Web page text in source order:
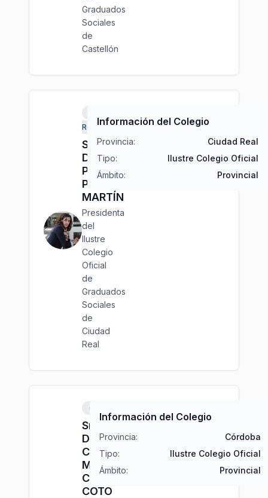
Graduados
Sociales
de
Castellón
Real
Sra.
Dña.
Patricia
PLAZA
MARTÍN
Presidenta
del
Ilustre
Colegio
Oficial
de
Graduados
Sociales
de
Ciudad
Real
Información del Colegio
Provincia:
Ciudad Real
Tipo:
Ilustre Colegio Oficial
Ámbito:
Provincial
Córdoba
Sra.
Dña.
Carmen
María
CASTRO
COTO
Información del Colegio
Provincia:
Córdoba
Tipo:
Ilustre Colegio Oficial
Ámbito:
Provincial